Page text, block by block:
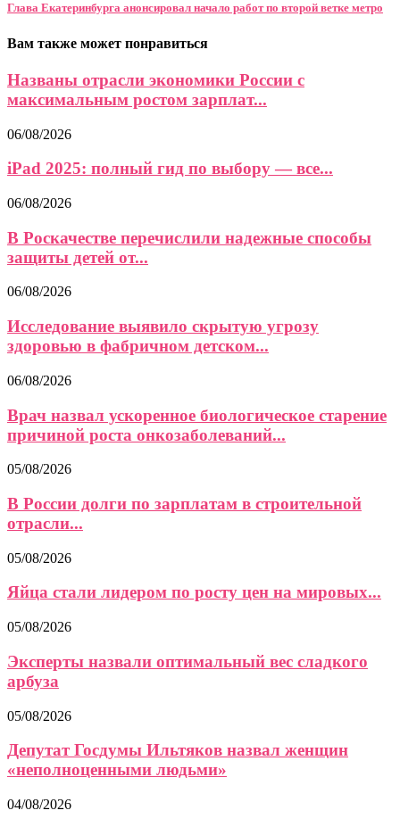
Глава Екатеринбурга анонсировал начало работ по второй ветке метро
Вам также может понравиться
Названы отрасли экономики России с
максимальным ростом зарплат...
06/08/2026
iPad 2025: полный гид по выбору — все...
06/08/2026
В Роскачестве перечислили надежные способы
защиты детей от...
06/08/2026
Исследование выявило скрытую угрозу
здоровью в фабричном детском...
06/08/2026
Врач назвал ускоренное биологическое старение
причиной роста онкозаболеваний...
05/08/2026
В России долги по зарплатам в строительной
отрасли...
05/08/2026
Яйца стали лидером по росту цен на мировых...
05/08/2026
Эксперты назвали оптимальный вес сладкого
арбуза
05/08/2026
Депутат Госдумы Ильтяков назвал женщин
«неполноценными людьми»
04/08/2026